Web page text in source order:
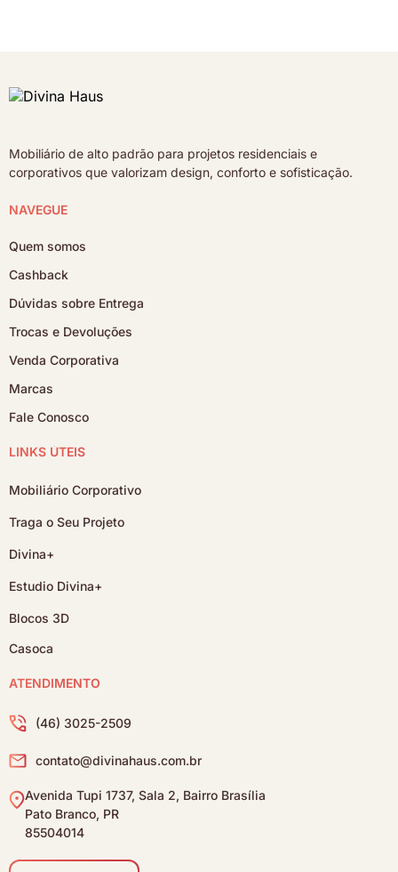
Mobiliário de alto padrão para projetos residenciais e
corporativos que valorizam design, conforto e sofisticação.
NAVEGUE
Quem somos
Cashback
Dúvidas sobre Entrega
Trocas e Devoluções
Venda Corporativa
Marcas
Fale Conosco
LINKS ÚTEIS
Mobiliário Corporativo
Traga o Seu Projeto
Divina+
Estudio Divina+
Blocos 3D
Casoca
ATENDIMENTO
(46) 3025-2509
contato@divinahaus.com.br
Avenida Tupi 1737, Sala 2, Bairro Brasília
Pato Branco, PR
85504014